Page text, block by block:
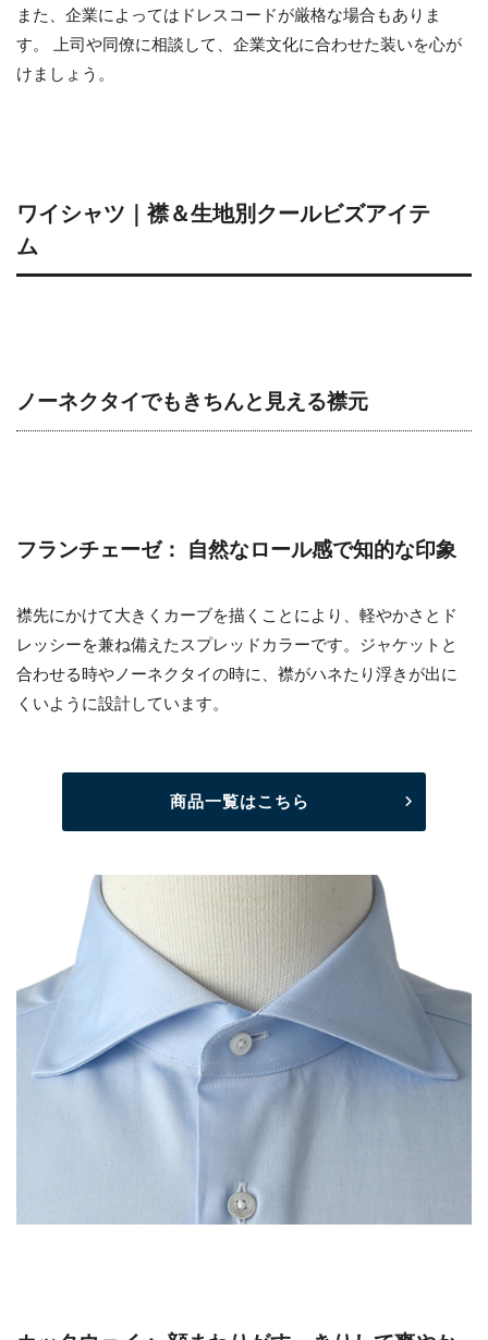
また、企業によってはドレスコードが厳格な場合もありま
す。 上司や同僚に相談して、企業文化に合わせた装いを心が
けましょう。
ワイシャツ｜襟＆生地別クールビズアイテ
ム
ノーネクタイでもきちんと見える襟元
フランチェーゼ： 自然なロール感で知的な印象
襟先にかけて大きくカーブを描くことにより、軽やかさとド
レッシーを兼ね備えたスプレッドカラーです。ジャケットと
合わせる時やノーネクタイの時に、襟がハネたり浮きが出に
くいように設計しています。
商品一覧はこちら